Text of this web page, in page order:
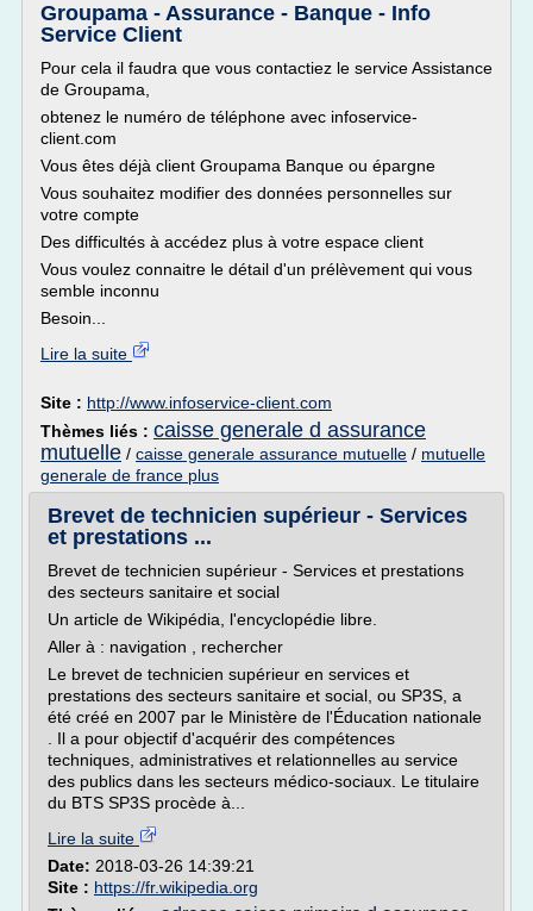
Groupama - Assurance - Banque - Info
Service Client
Pour cela il faudra que vous contactiez le service Assistance
de Groupama,
obtenez le numéro de téléphone avec infoservice-
client.com
Vous êtes déjà client Groupama Banque ou épargne
Vous souhaitez modifier des données personnelles sur
votre compte
Des difficultés à accédez plus à votre espace client
Vous voulez connaitre le détail d'un prélèvement qui vous
semble inconnu
Besoin...
Lire la suite
Site : http://www.infoservice-client.com
Thèmes liés : caisse generale d assurance
mutuelle / caisse generale assurance mutuelle / mutuelle
generale de france plus
Brevet de technicien supérieur - Services
et prestations ...
Brevet de technicien supérieur - Services et prestations
des secteurs sanitaire et social
Un article de Wikipédia, l'encyclopédie libre.
Aller à : navigation , rechercher
Le brevet de technicien supérieur en services et
prestations des secteurs sanitaire et social, ou SP3S, a
été créé en 2007 par le Ministère de l'Éducation nationale
. Il a pour objectif d'acquérir des compétences
techniques, administratives et relationnelles au service
des publics dans les secteurs médico-sociaux. Le titulaire
du BTS SP3S procède à...
Lire la suite
Date: 2018-03-26 14:39:21
Site : https://fr.wikipedia.org